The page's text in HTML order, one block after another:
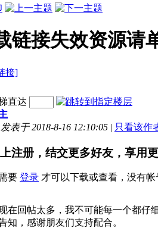
链接失效资源请
接]
直达
发表于 2018-8-16 12:10:05 | 只看该作
注册，结交更多好友，享用
要 登录 才可以下载或查看，没有帐
在回帖太多，我不可能每一个都仔
知，感谢朋友们支持配合。